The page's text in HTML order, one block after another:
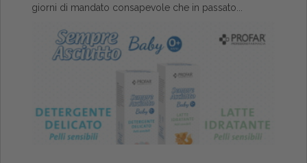
giorni di mandato consapevole che in passato...